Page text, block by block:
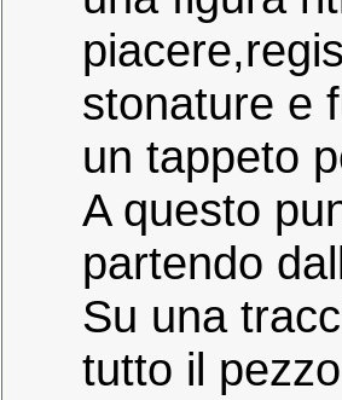
stonature e
un tappeto
A questo
partendo
Su una
tutto il